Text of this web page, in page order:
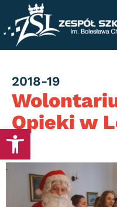
Otwórz pasek narzędzi
Opieki w
Category
2018-19